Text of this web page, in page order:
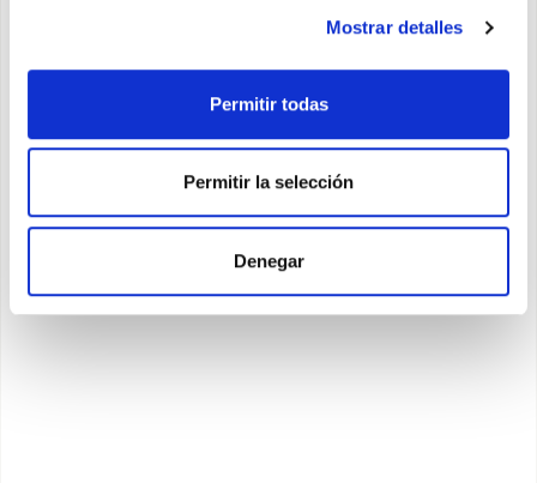
Mostrar detalles
Permitir todas
Permitir la selección
Denegar
Caldo Rock M
Termoventilador de agujas con una potencia
de hasta 2000W y 3 modos de uso
Descubra